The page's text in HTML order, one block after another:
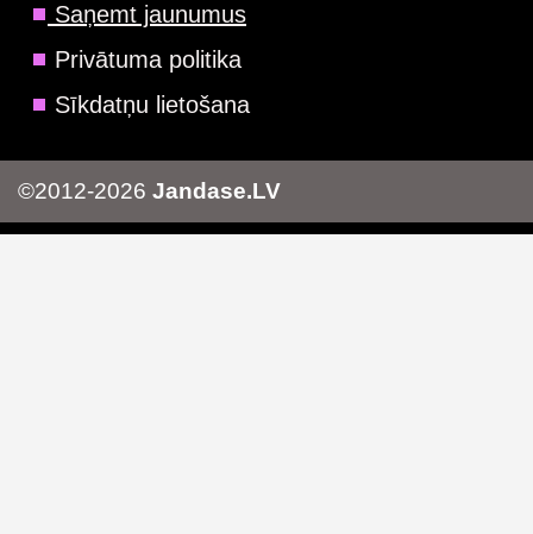
Saņemt jaunumus
Privātuma politika
Sīkdatņu lietošana
©2012-2026 Jandase.LV